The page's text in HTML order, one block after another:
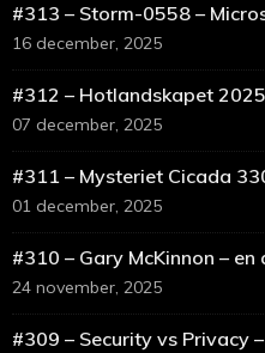
#313 – Storm-0558 –
16 december, 2025
#312 – Hotlandskapet 2025
07 december, 2025
#311 – Mysteriet Cicada
01 december, 2025
#310 – Gary McKinnon –
24 november, 2025
#309 – Security vs Privacy